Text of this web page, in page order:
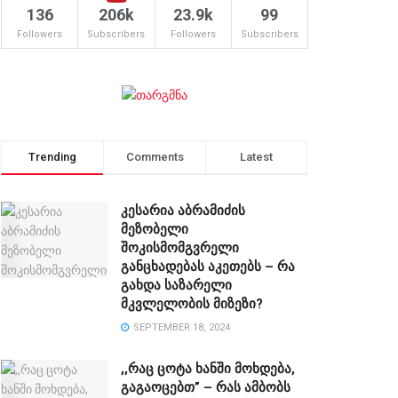
136
Followers
206k
Subscribers
23.9k
Followers
99
Subscribers
Trending Comments Latest
კესარია აბრამიძის
მეზობელი
შოკისმომგვრელი
განცხადებას აკეთებს – რა
გახდა საზარელი
მკვლელობის მიზეზი?
SEPTEMBER 18, 2024
,,რაც ცოტა ხანში მოხდება,
გაგაოცებთ” – რას ამბობს